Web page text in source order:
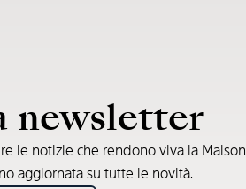
newsletter
le notizie che rendono viva la Maison
aggiornata su tutte le novità.